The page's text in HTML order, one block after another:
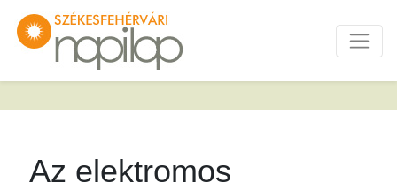
Az elektromos